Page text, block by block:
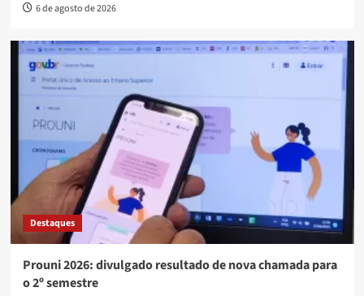
6 de agosto de 2026
Destaques
Prouni 2026: divulgado resultado de nova chamada para
o 2º semestre